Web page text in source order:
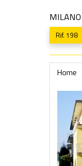
Rif. 198
Home